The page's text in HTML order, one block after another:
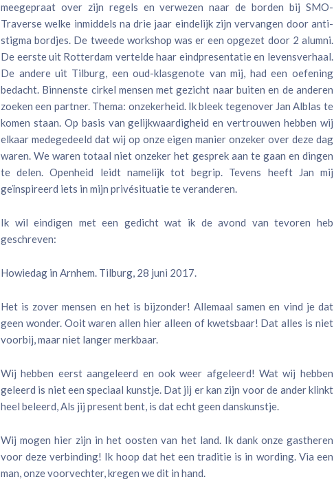
meegepraat over zijn regels en verwezen naar de borden bij SMO-
Traverse welke inmiddels na drie jaar eindelijk zijn vervangen door anti-
stigma bordjes. De tweede workshop was er een opgezet door 2 alumni.
De eerste uit Rotterdam vertelde haar eindpresentatie en levensverhaal.
De andere uit Tilburg, een oud-klasgenote van mij, had een oefening
bedacht. Binnenste cirkel mensen met gezicht naar buiten en de anderen
zoeken een partner. Thema: onzekerheid. Ik bleek tegenover Jan Alblas te
komen staan. Op basis van gelijkwaardigheid en vertrouwen hebben wij
elkaar medegedeeld dat wij op onze eigen manier onzeker over deze dag
waren. We waren totaal niet onzeker het gesprek aan te gaan en dingen
te delen. Openheid leidt namelijk tot begrip. Tevens heeft Jan mij
geïnspireerd iets in mijn privésituatie te veranderen.
Ik wil eindigen met een gedicht wat ik de avond van tevoren heb
geschreven:
Howiedag in Arnhem. Tilburg, 28 juni 2017.
Het is zover mensen en het is bijzonder! Allemaal samen en vind je dat
geen wonder. Ooit waren allen hier alleen of kwetsbaar! Dat alles is niet
voorbij, maar niet langer merkbaar.
Wij hebben eerst aangeleerd en ook weer afgeleerd! Wat wij hebben
geleerd is niet een speciaal kunstje. Dat jij er kan zijn voor de ander klinkt
heel beleerd, Als jij present bent, is dat echt geen danskunstje.
Wij mogen hier zijn in het oosten van het land. Ik dank onze gastheren
voor deze verbinding! Ik hoop dat het een traditie is in wording. Via een
man, onze voorvechter, kregen we dit in hand.